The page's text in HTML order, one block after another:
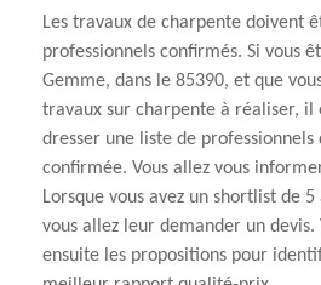
Les travaux de charpente doivent
professionnels confirmés. Si vous
Gemme, dans le 85390, et que
travaux sur charpente à réaliser, il
dresser une liste de
confirmée. Vous allez vous
Lorsque vous avez un shortlist de
vous allez leur demander un devis.
ensuite les propositions pour